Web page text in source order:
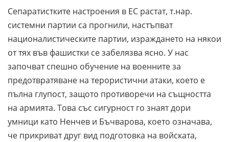
Сепаратистките настроения в ЕС растат, т.нар.
системни партии са прогнили, настъпват
националистическите партии, израждането на някои
от тях във фашистки се забелязва ясно. У нас
започват спешно обучение на военните за
предотвратяване на терористични атаки, което е
пълна глупост, защото противоречи на същността
на армията. Това със сигурност го знаят дори
умници като Ненчев и Бъчварова, което означава,
че прикриват друг вид подготовка на войската,